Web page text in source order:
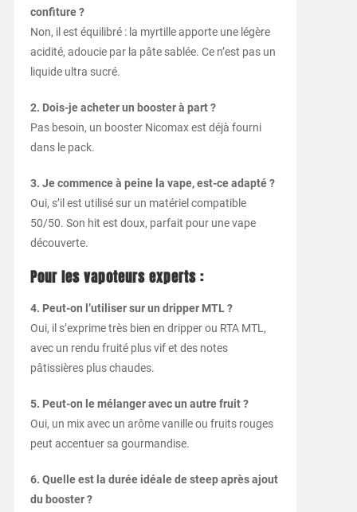
confiture ?
Non, il est équilibré : la myrtille apporte une légère
acidité, adoucie par la pâte sablée. Ce n’est pas un
liquide ultra sucré.
2. Dois-je acheter un booster à part ?
Pas besoin, un booster Nicomax est déjà fourni
dans le pack.
3. Je commence à peine la vape, est-ce adapté ?
Oui, s’il est utilisé sur un matériel compatible
50/50. Son hit est doux, parfait pour une vape
découverte.
Pour les vapoteurs experts :
4. Peut-on l’utiliser sur un dripper MTL ?
Oui, il s’exprime très bien en dripper ou RTA MTL,
avec un rendu fruité plus vif et des notes
pâtissières plus chaudes.
5. Peut-on le mélanger avec un autre fruit ?
Oui, un mix avec un arôme vanille ou fruits rouges
peut accentuer sa gourmandise.
6. Quelle est la durée idéale de steep après ajout
du booster ?